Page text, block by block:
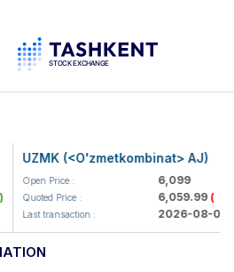
UZMK (<O'zmetkombinat> AJ)
Open Price : 6,099
Quoted Price : 6,059.99( ▼
Last transaction : 2026-08-06